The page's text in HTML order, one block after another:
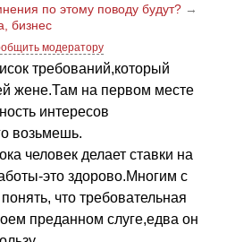
по этому поводу будут? →
бизнес
модератору
требований,который
жене.Там на первом месте
интересов
возьмешь.
человек делает ставки на
это здорово.Многим с
что требовательная
преданном слуге,едва он